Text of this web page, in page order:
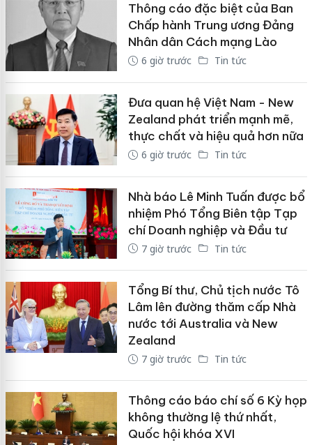
Thông cáo đặc biệt của Ban
Chấp hành Trung ương Đảng
Nhân dân Cách mạng Lào
6 giờ trước Tin tức
Đưa quan hệ Việt Nam - New
Zealand phát triển mạnh mẽ,
thực chất và hiệu quả hơn nữa
6 giờ trước Tin tức
Nhà báo Lê Minh Tuấn được bổ
nhiệm Phó Tổng Biên tập Tạp
chí Doanh nghiệp và Đầu tư
7 giờ trước Tin tức
Tổng Bí thư, Chủ tịch nước Tô
Lâm lên đường thăm cấp Nhà
nước tới Australia và New
Zealand
7 giờ trước Tin tức
Thông cáo báo chí số 6 Kỳ họp
không thường lệ thứ nhất,
Quốc hội khóa XVI